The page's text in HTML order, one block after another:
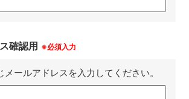
確認用 ※必須入力
メールアドレスを入力してください。